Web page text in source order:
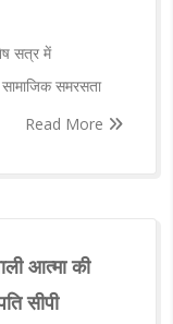
सत्र में
सामाजिक समरसता
Read More
आत्मा की
सीपी